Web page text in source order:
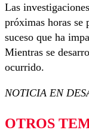
Las
próximas horas se
suceso que ha
Mientras se
ocurrido.
NOTICIA EN
OTROS